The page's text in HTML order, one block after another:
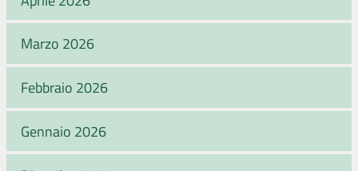
Marzo 2026
Febbraio 2026
Gennaio 2026